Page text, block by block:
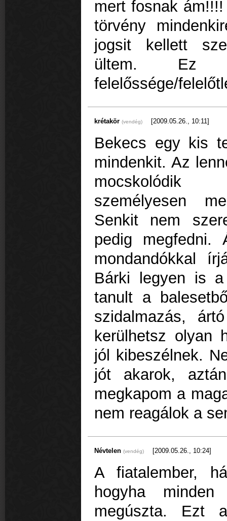
mert fosnak
törvény
jogsit kellett
ültem. Ez
felelőssége/
krétakör (vendég) [2009.05.26., 10:11]
Bekecs egy kis
mindenkit. Az
mocskolódik
személyesen
Senkit nem
pedig megfedni.
mondandókkal
Bárki legyen is a
tanult a
szidalmazás,
kerülhetsz olyan
jól kibeszélnek.
jót akarok,
megkapom a
nem reagálok a
Névtelen (vendég) [2009.05.26., 10:24]
A fiatalember,
hogyha
megúszta. Ezt